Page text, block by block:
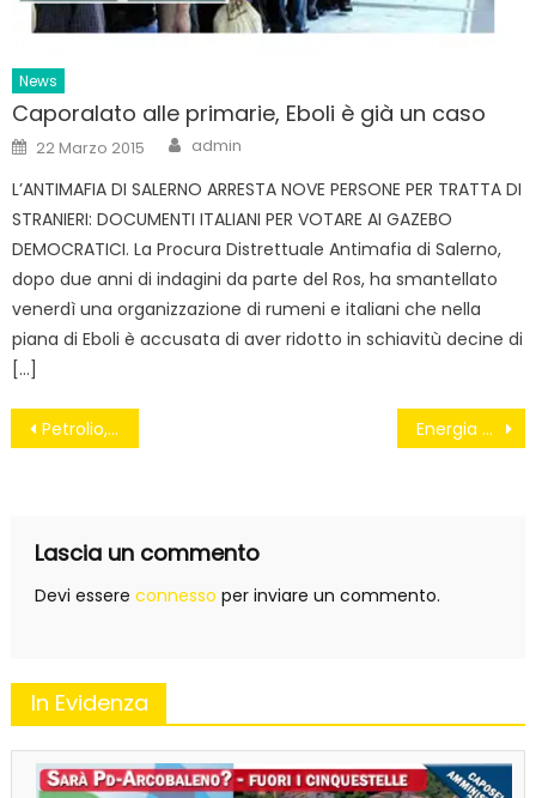
News
Caporalato alle primarie, Eboli è già un caso
Posted
on
22 Marzo 2015 Author
admin
L’ANTIMAFIA DI SALERNO ARRESTA NOVE PERSONE PER TRATTA DI
STRANIERI: DOCUMENTI ITALIANI PER VOTARE AI GAZEBO
DEMOCRATICI. La Procura Distrettuale Antimafia di Salerno,
dopo due anni di indagini da parte del Ros, ha smantellato
venerdì una organizzazione di rumeni e italiani che nella
piana di Eboli è accusata di aver ridotto in schiavitù decine di
[…]
Navigazione
Petrolio, rischi troppo alti per l’ambiente Energia eolica, quel business che l’Irpinia non sa sfruttare
Lascia un commento
Devi essere connesso per inviare un commento.
In Evidenza